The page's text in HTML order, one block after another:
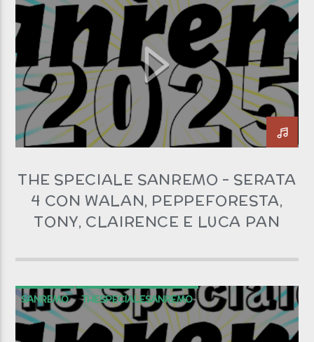
THE SPECIALE SANREMO – SERATA
4 CON WALAN, PEPPEFORESTA,
TONY, CLAIRENCE E LUCA PAN
SANREMO THESPECIALESANREMO